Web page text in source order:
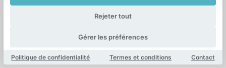
Rejeter tout
Gérer les préférences
Politique de confidentialité Termes et conditions Contact